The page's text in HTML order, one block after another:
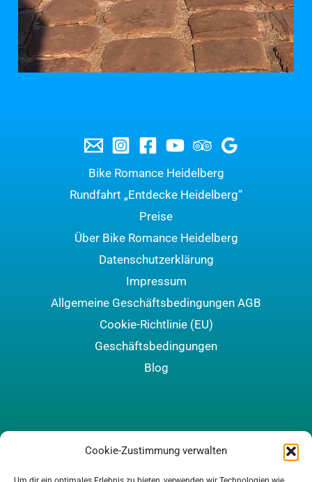
Cookie-Zustimmung verwalten
Bike Romance Heidelberg
Rundfahrt „Entdecke Heidelberg“
Preise
Über Bike Romance Heidelberg
Datenschutzerklärung
Impressum
Allgemeine Geschäftsbedingungen AGB
Cookie-Richtlinie (EU)
Geschäftsbedingungen
Blog